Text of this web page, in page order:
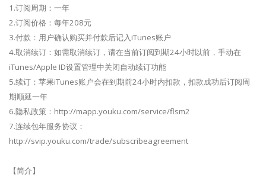
1.订阅周期：一年
2.订阅价格：每年208元
3.付款：用户确认购买并付款后记入iTunes账户
4.取消续订：如需取消续订，请在当前订阅到期24小时以前，手动在
iTunes/Apple ID设置管理中关闭自动续订功能
5.续订：苹果iTunes账户会在到期前24小时内扣款，扣款成功后订阅周
期顺延一年
6.隐私政策：http://mapp.youku.com/service/flsm2
7.连续包年服务协议：
http://svip.youku.com/trade/subscribeagreement
【简介】